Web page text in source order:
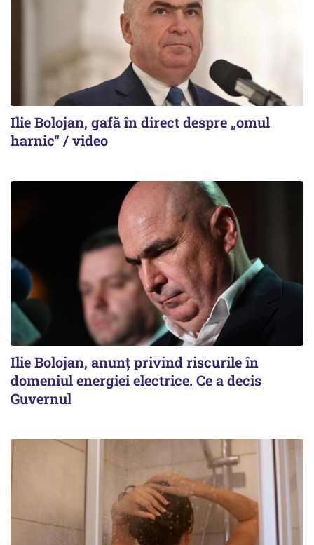
Ilie Bolojan, gafă în direct despre „omul
harnic“ / video
Ilie Bolojan, anunț privind riscurile în
domeniul energiei electrice. Ce a decis
Guvernul